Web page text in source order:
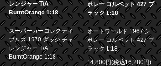
レンジャー T/A
BurntOrange 1:18
スーパーカーコレクティ
ブルズ 1970 ダッジ チャ
レンジャー T/A
BurntOrange 1:18
ボレー コルベット 427 ブ
ラック 1:18
オートワールド 1967 シ
ボレー コルベット 427 ブ
ラック 1:18
14,800円(税込16,280円)